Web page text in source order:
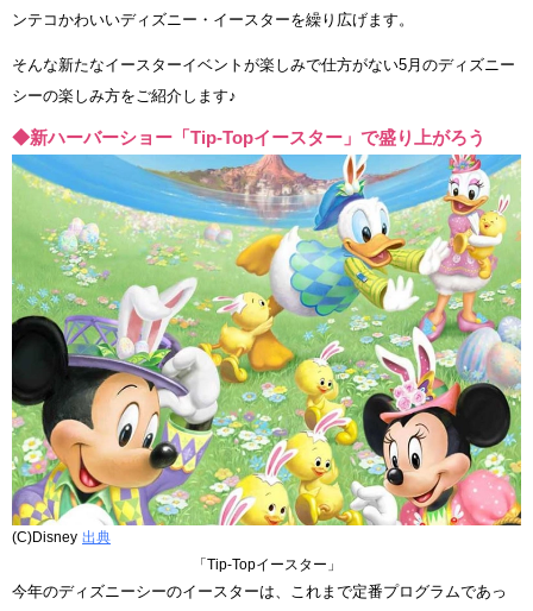
ンテコかわいいディズニー・イースターを繰り広げます。
そんな新たなイースターイベントが楽しみで仕方がない5月のディズニー
シーの楽しみ方をご紹介します♪
◆新ハーバーショー「Tip-Topイースター」で盛り上がろう
(C)Disney 出典
「Tip-Topイースター」
今年のディズニーシーのイースターは、これまで定番プログラムであっ